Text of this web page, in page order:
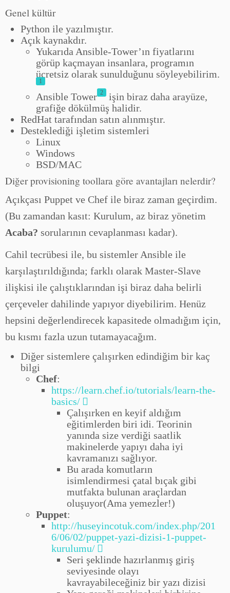
Genel kültür
Python ile yazılmıştır.
Açık kaynakdır.
Yukarıda Ansible-Tower’ın fiyatlarını
görüp kaçmayan insanlara, programın
ücretsiz olarak sunulduğunu söyleyebilirim.
1
Ansible Tower 2
işin biraz daha arayüze,
grafiğe dökülmüş halidir.
RedHat tarafından satın alınmıştır.
Desteklediği işletim sistemleri
Linux
Windows
BSD/MAC
Diğer provisioning toollara göre avantajları nelerdir?
Açıkçası Puppet ve Chef ile biraz zaman geçirdim.
(Bu zamandan kasıt: Kurulum, az biraz yönetim
Acaba? sorularının cevaplanması kadar).
Cahil tecrübesi ile, bu sistemler Ansible ile
karşılaştırıldığında; farklı olarak Master-Slave
ilişkisi ile çalıştıklarından işi biraz daha belirli
çerçeveler dahilinde yapıyor diyebilirim. Henüz
hepsini değerlendirecek kapasitede olmadığım için,
bu kısmı fazla uzun tutamayacağım.
Diğer sistemlere çalışırken edindiğim bir kaç
bilgi
Chef:
https://learn.chef.io/tutorials/learn-the-
basics/
Çalışırken en keyif aldığım
eğitimlerden biri idi. Teorinin
yanında size verdiği saatlik
makinelerde yapıyı daha iyi
kavramanızı sağlıyor.
Bu arada komutların
isimlendirmesi çatal bıçak gibi
mutfakta bulunan araçlardan
oluşuyor(Ama yemezler!)
Puppet:
http://huseyincotuk.com/index.php/201
6/06/02/puppet-yazi-dizisi-1-puppet-
kurulumu/
Seri şeklinde hazırlanmış giriş
seviyesinde olayı
kavrayabileceğiniz bir yazı dizisi